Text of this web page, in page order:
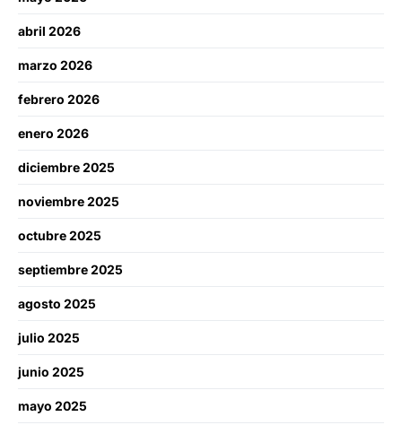
abril 2026
marzo 2026
febrero 2026
enero 2026
diciembre 2025
noviembre 2025
octubre 2025
septiembre 2025
agosto 2025
julio 2025
junio 2025
mayo 2025